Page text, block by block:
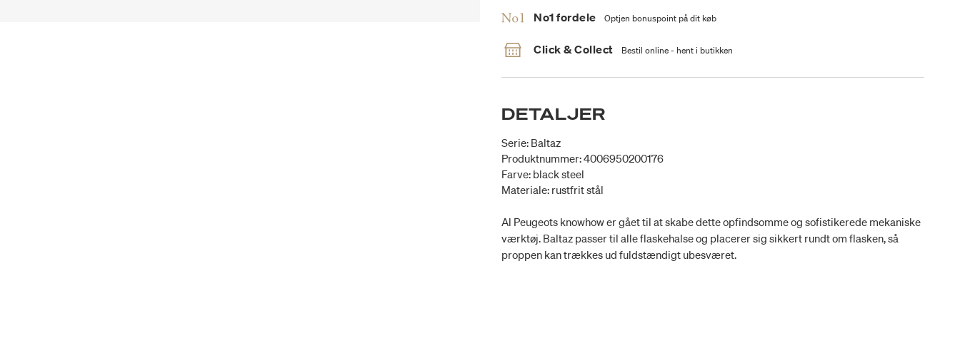
No1 fordele Optjen bonuspoint på dit køb
Click & Collect Bestil online - hent i butikken
DETALJER
Serie: Baltaz
Produktnummer: 4006950200176
Farve: black steel
Materiale: rustfrit stål
Al Peugeots knowhow er gået til at skabe dette opfindsomme og sofistikerede mekaniske
værktøj. Baltaz passer til alle flaskehalse og placerer sig sikkert rundt om flasken, så
proppen kan trækkes ud fuldstændigt ubesværet.